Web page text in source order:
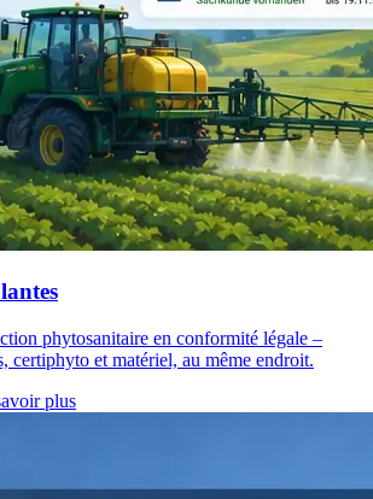
phytosanitaire en conformité légale –
certiphyto et matériel, au même endroit.
plus